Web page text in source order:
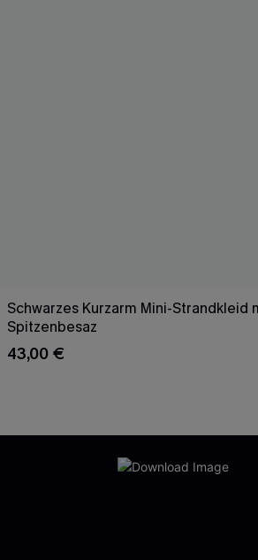
Schwarzes Kurzarm Mini-Strandkleid
Spitzenbesaz
43,00 €